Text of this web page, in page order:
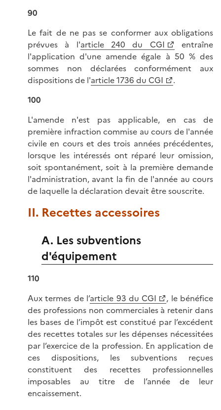
90
Le fait de ne pas se conformer aux obligations
prévues à l'article 240 du CGI
entraîne
l'application d'une amende égale à 50 % des
sommes non déclarées conformément aux
dispositions de l'article 1736 du CGI
.
100
L'amende n'est pas applicable, en cas de
première infraction commise au cours de l'année
civile en cours et des trois années précédentes,
lorsque les intéressés ont réparé leur omission,
soit spontanément, soit à la première demande
l'administration, avant la fin de l'année au cours
de laquelle la déclaration devait être souscrite.
II. Recettes accessoires
A. Les subventions
d'équipement
110
Aux termes de l’article 93 du CGI
, le bénéfice
des professions non commerciales à retenir dans
les bases de l’impôt est constitué par l’excédent
des recettes totales sur les dépenses nécessitées
par l’exercice de la profession. En application de
ces dispositions, les subventions reçues
constituent des recettes professionnelles
imposables au titre de l’année de leur
encaissement.